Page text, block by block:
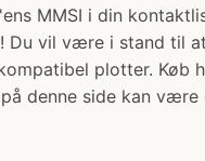
MMSI i din
Du vil være i stand til
plotter. Køb
denne side kan være